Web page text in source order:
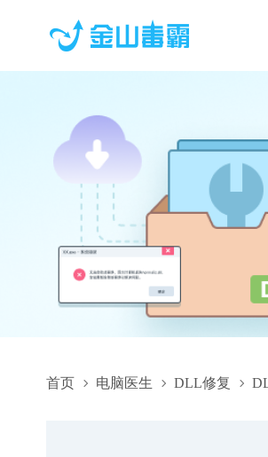
首页 电脑医生 DLL修复
ctzsjq.dll,ctzsjq.dll下载,ctzsjq.dll修复